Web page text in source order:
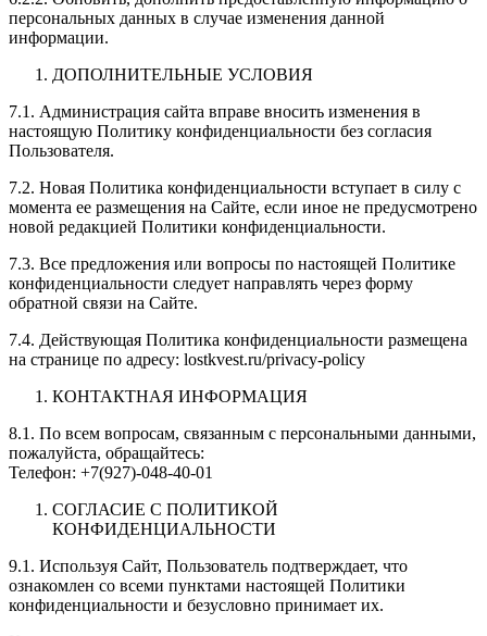
персональных данных в случае изменения данной
информации.
ДОПОЛНИТЕЛЬНЫЕ УСЛОВИЯ
7.1. Администрация сайта вправе вносить изменения в
настоящую Политику конфиденциальности без согласия
Пользователя.
7.2. Новая Политика конфиденциальности вступает в силу с
момента ее размещения на Сайте, если иное не предусмотрено
новой редакцией Политики конфиденциальности.
7.3. Все предложения или вопросы по настоящей Политике
конфиденциальности следует направлять через форму
обратной связи на Сайте.
7.4. Действующая Политика конфиденциальности размещена
на странице по адресу: lostkvest.ru/privacy-policy
КОНТАКТНАЯ ИНФОРМАЦИЯ
8.1. По всем вопросам, связанным с персональными данными,
пожалуйста, обращайтесь:
Телефон: +7(927)-048-40-01
СОГЛАСИЕ С ПОЛИТИКОЙ
КОНФИДЕНЦИАЛЬНОСТИ
9.1. Используя Сайт, Пользователь подтверждает, что
ознакомлен со всеми пунктами настоящей Политики
конфиденциальности и безусловно принимает их.